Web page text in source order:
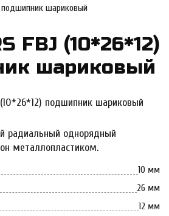
подшипник шариковый
FBJ (10*26*12)
ша­ри­ко­вый
радиальный однорядный
металлопластиком.
10 мм
26 мм
12 мм